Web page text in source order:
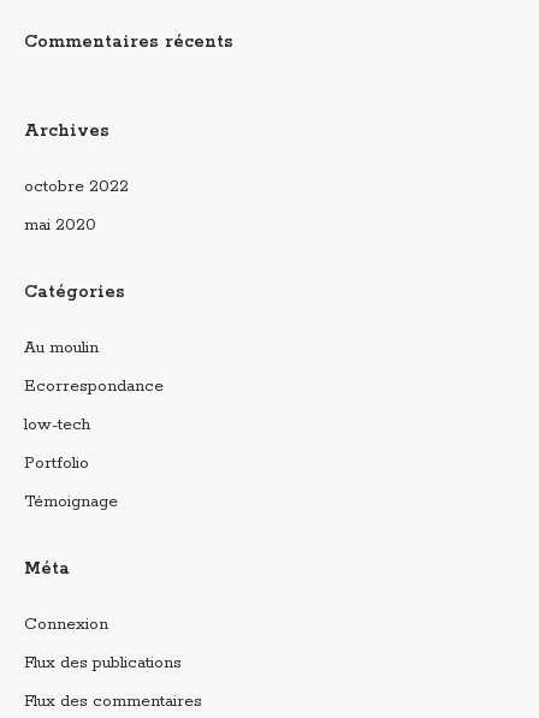
Commentaires récents
Archives
octobre 2022
mai 2020
Catégories
Au moulin
Ecorrespondance
low-tech
Portfolio
Témoignage
Méta
Connexion
Flux des publications
Flux des commentaires